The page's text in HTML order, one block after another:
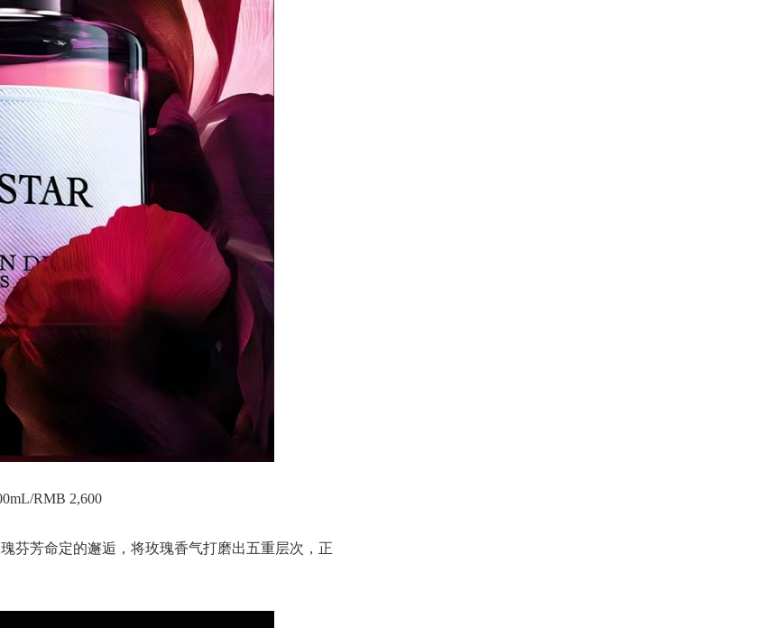
RMB 2,600
芬芳命定的邂逅，将玫瑰香气打磨出五重层次，正